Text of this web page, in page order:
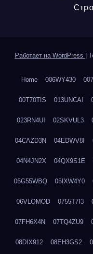
Работает на WordPress
Home 006WY430
00T70TIS 013UNCAI
023RN4UI 02SKVUL3
04CAZD3N 04EDWV8I
04N4JN2X 04QX9S1E
05G55WBQ 05IXW4Y0
06VLOMOD 0755T7I3
07FH6X4N 07TQ4ZU9
08DIX912 08EH3GS2